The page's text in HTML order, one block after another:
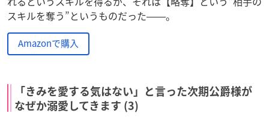
スキルを奪う”というものだった――。
Amazonで購入
「きみを愛する気はない」と言った次期公爵様が
なぜか溺愛してきます (3)